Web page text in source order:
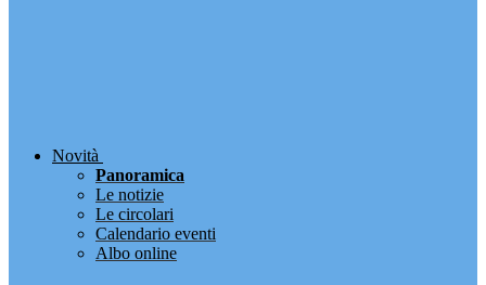
Novità
Panoramica
Le notizie
Le circolari
Calendario eventi
Albo online